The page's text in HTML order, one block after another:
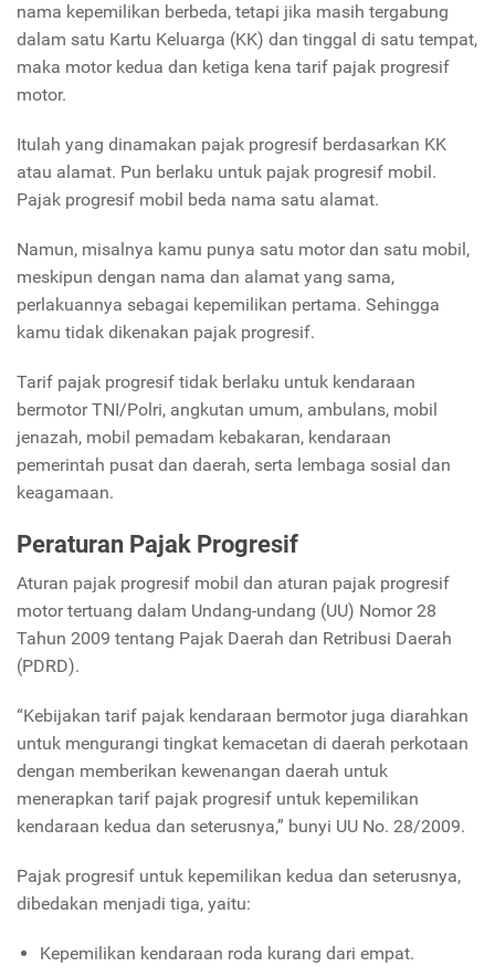
nama kepemilikan berbeda, tetapi jika masih tergabung
dalam satu Kartu Keluarga (KK) dan tinggal di satu tempat,
maka motor kedua dan ketiga kena tarif pajak progresif
motor.
Itulah yang dinamakan pajak progresif berdasarkan KK
atau alamat. Pun berlaku untuk pajak progresif mobil.
Pajak progresif mobil beda nama satu alamat.
Namun, misalnya kamu punya satu motor dan satu mobil,
meskipun dengan nama dan alamat yang sama,
perlakuannya sebagai kepemilikan pertama. Sehingga
kamu tidak dikenakan pajak progresif.
Tarif pajak progresif tidak berlaku untuk kendaraan
bermotor TNI/Polri, angkutan umum, ambulans, mobil
jenazah, mobil pemadam kebakaran, kendaraan
pemerintah pusat dan daerah, serta lembaga sosial dan
keagamaan.
Peraturan Pajak Progresif
Aturan pajak progresif mobil dan aturan pajak progresif
motor tertuang dalam Undang-undang (UU) Nomor 28
Tahun 2009 tentang Pajak Daerah dan Retribusi Daerah
(PDRD).
“Kebijakan tarif pajak kendaraan bermotor juga diarahkan
untuk mengurangi tingkat kemacetan di daerah perkotaan
dengan memberikan kewenangan daerah untuk
menerapkan tarif pajak progresif untuk kepemilikan
kendaraan kedua dan seterusnya,” bunyi UU No. 28/2009.
Pajak progresif untuk kepemilikan kedua dan seterusnya,
dibedakan menjadi tiga, yaitu:
Kepemilikan kendaraan roda kurang dari empat.